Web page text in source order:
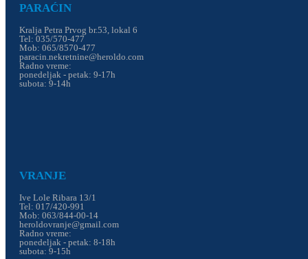
PARAĆIN
Kralja Petra Prvog br.53, lokal 6
Tel: 035/570-477
Mob: 065/8570-477
paracin.nekretnine@heroldo.com
Radno vreme:
ponedeljak - petak: 9-17h
subota: 9-14h
VRANJE
Ive Lole Ribara 13/1
Tel: 017/420-991
Mob: 063/844-00-14
heroldovranje@gmail.com
Radno vreme:
ponedeljak - petak: 8-18h
subota: 9-15h